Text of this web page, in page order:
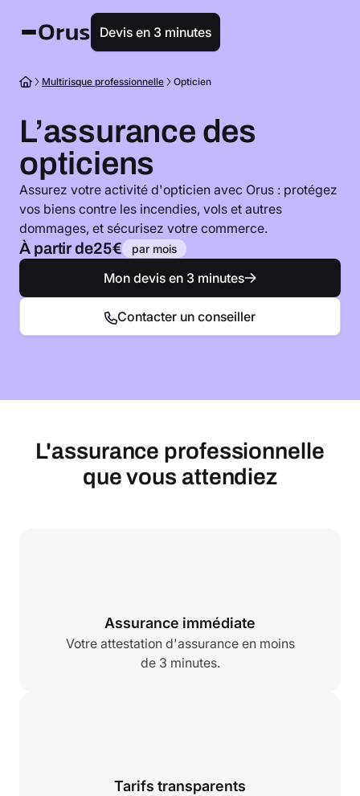
Devis en 3 minutes
Multirisque professionnelle Opticien
L’assurance des
opticiens
Assurez votre activité d'opticien avec Orus : protégez
vos biens contre les incendies, vols et autres
dommages, et sécurisez votre commerce.
À partir de25€ par mois
Mon devis en 3 minutes
Contacter un conseiller
L'assurance professionnelle
que vous attendiez
Assurance immédiate
Votre attestation d'assurance en moins
de 3 minutes.
Tarifs transparents